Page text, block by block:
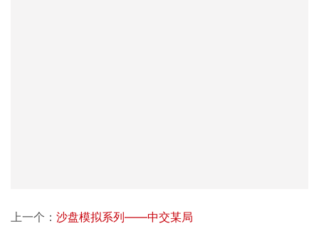
上一个： 沙盘模拟系列——中交某局